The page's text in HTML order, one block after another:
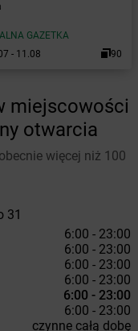
GAZETKA
- 11.08
90
miejscowości
otwarcia
więcej niż 100
31
6:00 - 23:00
6:00 - 23:00
6:00 - 23:00
6:00 - 23:00
6:00 - 23:00
6:00 - 23:00
czynne całą dobę